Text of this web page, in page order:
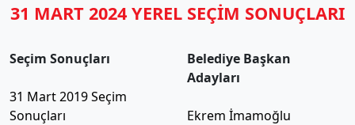
31 MART 2024 YEREL SEÇİM SONUÇLARI
Seçim Sonuçları
31 Mart 2019 Seçim
Sonuçları
Belediye Başkan
Adayları
Ekrem İmamoğlu